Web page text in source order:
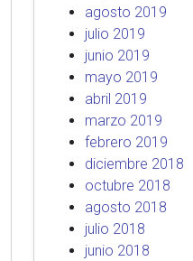
agosto 2019
julio 2019
junio 2019
mayo 2019
abril 2019
marzo 2019
febrero 2019
diciembre 2018
octubre 2018
agosto 2018
julio 2018
junio 2018